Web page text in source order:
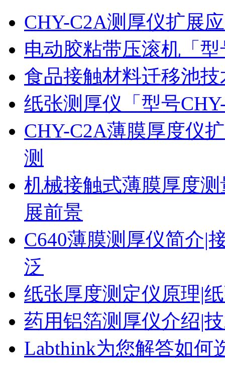
CHY-C2A测厚仪扩展
电动胶粘带压滚机「
食品接触材料迁移池
纸张测厚仪「型号
CHY-C2A薄膜厚度仪
测
机械接触式薄膜厚度
展前景
C640薄膜测厚仪简介|
泛
纸张厚度测定仪原理|
药用铝箔测厚仪介绍|
Labthink为您解答如何